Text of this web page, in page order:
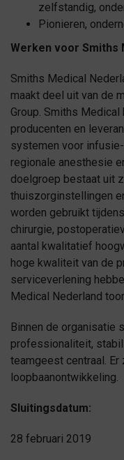
zelfstandig,
Pionieren,
Werken voor Smiths
Smiths Medical
maakt deel uit van de
Group. Smiths
producenten en
systemen voor
regionale anesthesie
doelgroep bestaat uit
thuiszorginstellingen
worden gebruikt
chirurgie,
aantal kwalitatief
hoge kwaliteit van de
serviceverlening
Medical Nederland
Binnen de organisatie
professionaliteit,
teamgeest centraal.
loopbaanontwikkeling.
Sluitingsdatum:
28 februari 2019